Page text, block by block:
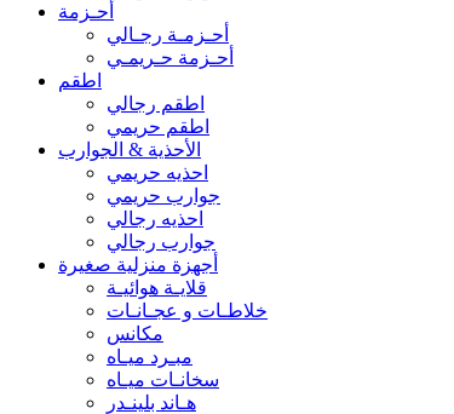
أحـزمة
أحـزمـة رجـالي
أحـزمة حـريمـي
اطقم
اطقم رجالي
اطقم حريمي
الأحذية & الجوارب
احذيه حريمي
جوارب حريمي
احذيه رجالي
جوارب رجالي
أجهزة منزلية صغيرة
قلايـة هوائيـة
خلاطـات و عجـانـات
مكانس
مبـرد ميـاه
سخانـات ميـاه
هـاند بلينـدر